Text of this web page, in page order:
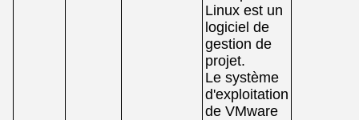
Linux est un
logiciel de
gestion de
projet.
Le système
d'exploitation
de VMware